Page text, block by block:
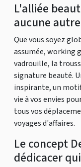
L'alliée
aucune autre
Que vous soyez
assumée, working
vadrouille, la
signature beauté.
inspirante, un
vie à vos envies
tous vos
voyages d'affaires.
Le concept
dédicacer